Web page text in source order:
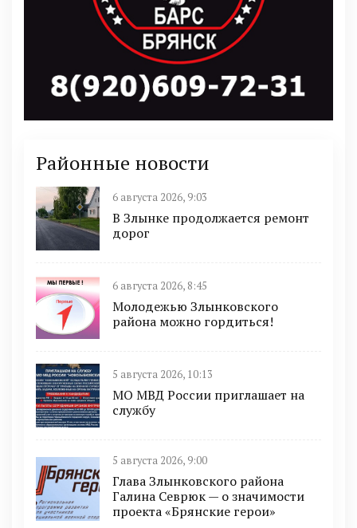
Районные новости
6 августа 2026, 9:03
В Злынке продолжается ремонт
дорог
6 августа 2026, 8:45
Молодежью Злынковского
района можно гордиться!
5 августа 2026, 10:13
МО МВД России приглашает на
службу
5 августа 2026, 9:00
Глава Злынковского района
Галина Севрюк — о значимости
проекта «Брянские герои»